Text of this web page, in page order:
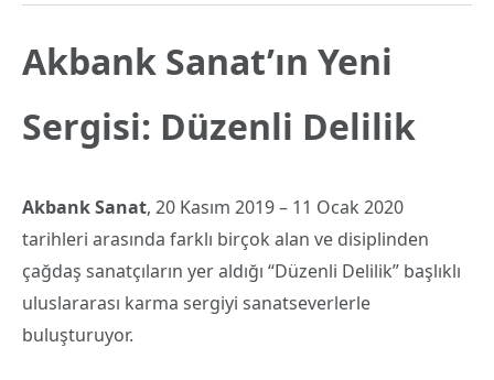
Akbank Sanat’ın Yeni
Sergisi: Düzenli Delilik
Akbank Sanat, 20 Kasım 2019 – 11 Ocak 2020
tarihleri arasında farklı birçok alan ve disiplinden
çağdaş sanatçıların yer aldığı “Düzenli Delilik” başlıklı
uluslararası karma sergiyi sanatseverlerle
buluşturuyor.